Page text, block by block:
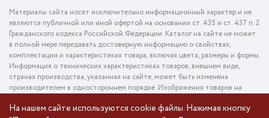
На нашем сайте используются cookie файлы. Нажимая кнопку
Материалы сайта носят исключительно информационный характер и не
являются публичной или иной офертой на основании ст. 435 и ст. 437 п. 2
Гражданского кодекса Российской Федерации. Каталог на сайте не может
в полной мере передавать достоверную информацию о свойствах,
комплектации и характеристиках товара, включая цвета, размеры и формы.
Информация о технических характеристиках товаров, внешнем виде,
странах производства, указанная на сайте, может быть изменена
производителем в одностороннем порядке. Изображения товаров на
оригинального товара. Информация о цене товара, указанная в каталоге на